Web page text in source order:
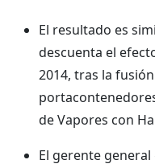
El resultado es
descuenta el
2014, tras la
de Vapores con
El gerente general